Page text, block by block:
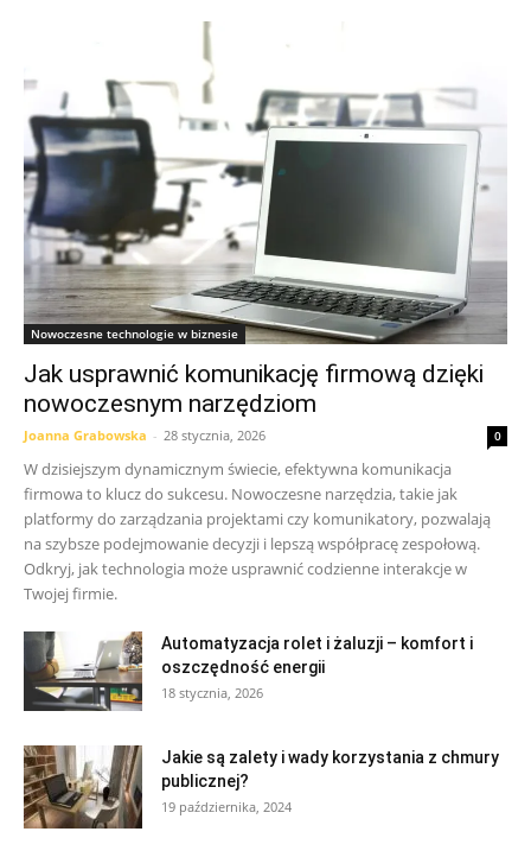
Nowoczesne technologie w biznesie
Jak usprawnić komunikację firmową dzięki
nowoczesnym narzędziom
Joanna Grabowska - 28 stycznia, 2026 0
W dzisiejszym dynamicznym świecie, efektywna komunikacja
firmowa to klucz do sukcesu. Nowoczesne narzędzia, takie jak
platformy do zarządzania projektami czy komunikatory, pozwalają
na szybsze podejmowanie decyzji i lepszą współpracę zespołową.
Odkryj, jak technologia może usprawnić codzienne interakcje w
Twojej firmie.
Automatyzacja rolet i żaluzji – komfort i
oszczędność energii
18 stycznia, 2026
Jakie są zalety i wady korzystania z chmury
publicznej?
19 października, 2024